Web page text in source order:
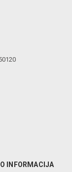
INFORMACIJA